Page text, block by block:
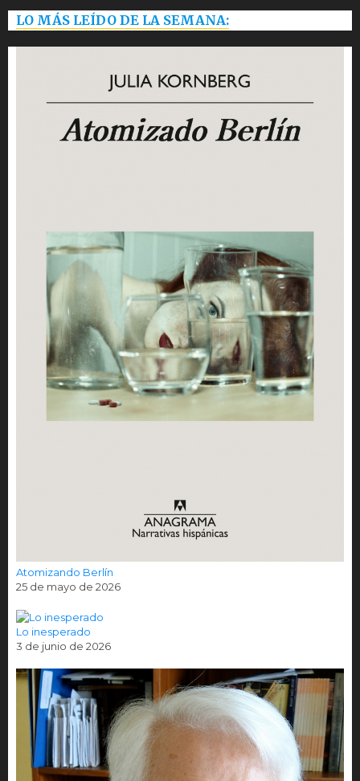
LO MÁS LEÍDO DE LA SEMANA:
Atomizando Berlín
25 de mayo de 2026
Lo inesperado
3 de junio de 2026